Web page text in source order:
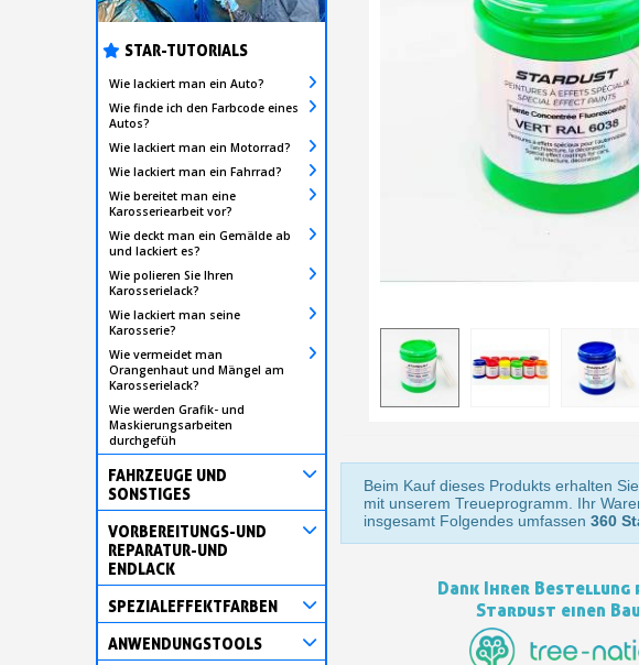
STAR-TUTORIALS
Wie lackiert man ein Auto?
Wie finde ich den Farbcode eines
Autos?
Wie lackiert man ein Motorrad?
Wie lackiert man ein Fahrrad?
Wie bereitet man eine
Karosseriearbeit vor?
Wie deckt man ein Gemälde ab
und lackiert es?
Wie polieren Sie Ihren
Karosserielack?
Wie lackiert man seine
Karosserie?
Wie vermeidet man
Orangenhaut und Mängel am
Karosserielack?
Wie werden Grafik- und
Maskierungsarbeiten
durchgefüh
FAHRZEUGE UND
SONSTIGES
VORBEREITUNGS-UND
REPARATUR-UND
ENDLACK
SPEZIALEFFEKTFARBEN
ANWENDUNGSTOOLS
Beim Kauf dieses Produkts erhalten Sie
mit unserem Treueprogramm. Ihr
insgesamt Folgendes umfassen 360
Dank Ihrer Bestellung
Stardust einen